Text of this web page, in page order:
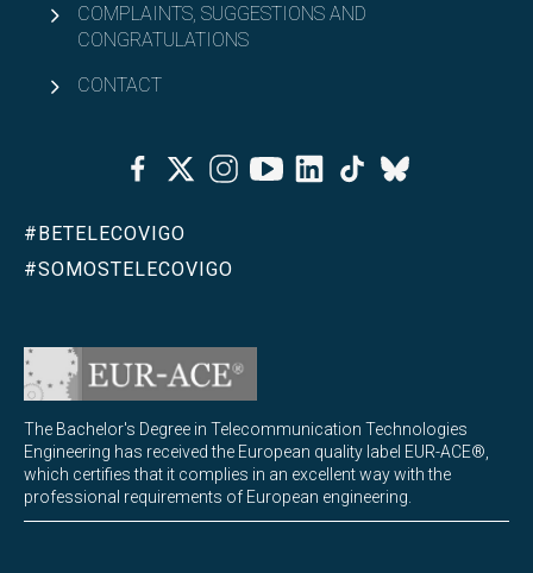
COMPLAINTS, SUGGESTIONS AND
CONGRATULATIONS
CONTACT
FacebookTwitterInstagramYoutubeLinkedinTiktok
Bluesky
#BETELECOVIGO
#SOMOSTELECOVIGO
The Bachelor's Degree in Telecommunication Technologies
Engineering has received the European quality label EUR-ACE®,
which certifies that it complies in an excellent way with the
professional requirements of European engineering.